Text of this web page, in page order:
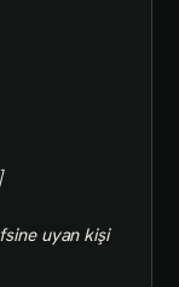
uyan kişi